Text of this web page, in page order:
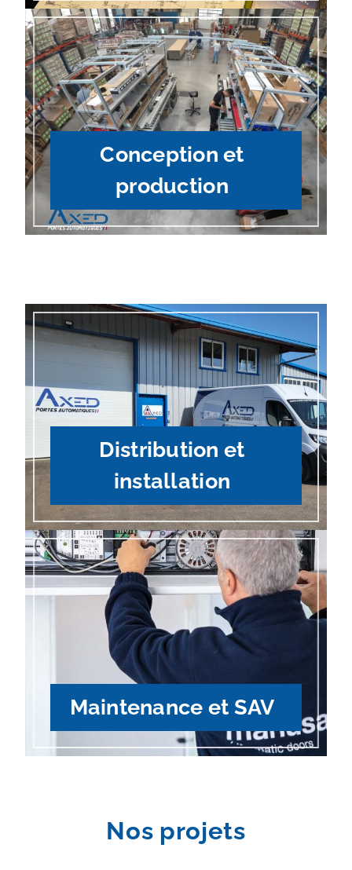
Conception et
production
Distribution et
installation
Maintenance et SAV
Nos projets